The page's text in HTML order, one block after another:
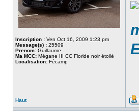
Inscription : Ven Oct 16, 2009 1:23 pm
Message(s) : 25509
Prenom: Guillaume
Ma MCC: Mégane III CC Floride noir étoilé
Localisation: Fécamp
Haut